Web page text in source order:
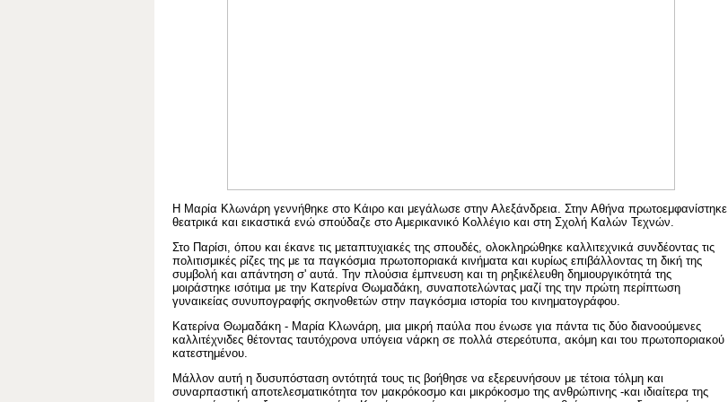
Η Μαρία Κλωνάρη γεννήθηκε στο Κάιρο και μεγάλωσε στην Αλεξάνδρεια. Στην Αθήνα πρωτοεμφανίστηκε
θεατρικά και εικαστικά ενώ σπούδαζε στο Αμερικανικό Κολλέγιο και στη Σχολή Καλών Τεχνών.
Στο Παρίσι, όπου και έκανε τις μεταπτυχιακές της σπουδές, ολοκληρώθηκε καλλιτεχνικά συνδέοντας τις
πολιτισμικές ρίζες της με τα παγκόσμια πρωτοποριακά κινήματα και κυρίως επιβάλλοντας τη δική της
συμβολή και απάντηση σ' αυτά. Την πλούσια έμπνευση και τη ρηξικέλευθη δημιουργικότητά της
μοιράστηκε ισότιμα με την Κατερίνα Θωμαδάκη, συναποτελώντας μαζί της την πρώτη περίπτωση
γυναικείας συνυπογραφής σκηνοθετών στην παγκόσμια ιστορία του κινηματογράφου.
Κατερίνα Θωμαδάκη - Μαρία Κλωνάρη, μια μικρή παύλα που ένωσε για πάντα τις δύο διανοούμενες
καλλιτέχνιδες θέτοντας ταυτόχρονα υπόγεια νάρκη σε πολλά στερεότυπα, ακόμη και του πρωτοποριακού
κατεστημένου.
Μάλλον αυτή η δυσυπόσταση οντότητά τους τις βοήθησε να εξερευνήσουν με τέτοια τόλμη και
συναρπαστική αποτελεσματικότητα τον μακρόκοσμο και μικρόκοσμο της ανθρώπινης -και ιδιαίτερα της